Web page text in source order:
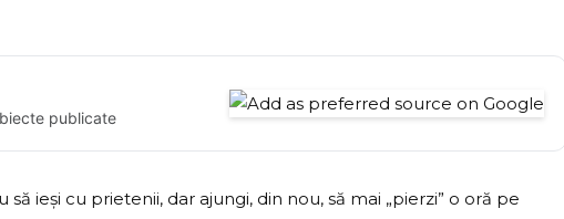
publicate
ieși cu prietenii, dar ajungi, din nou, să mai „pierzi” o oră pe